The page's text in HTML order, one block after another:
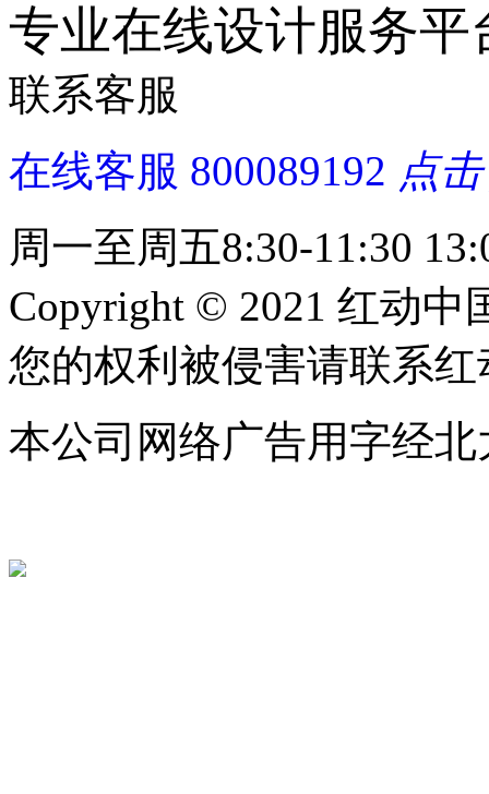
专业在线设计服务平
联系客服
在线客服 800089192 点
周一至周五8:30-11:30
Copyright © 2021 红动中
您的权利被侵害请联系红
本公司网络广告用字经